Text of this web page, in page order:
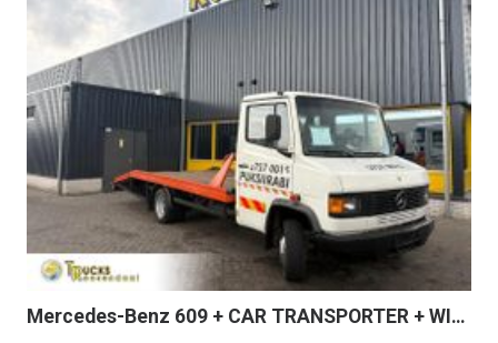
Mercedes-Benz 609 + CAR TRANSPORTER + WINCH + MANUAL